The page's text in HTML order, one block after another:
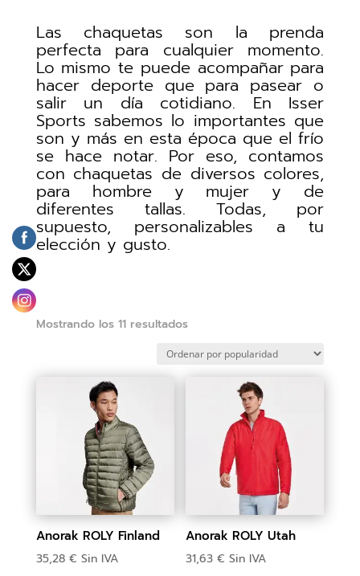
Las chaquetas son la prenda
perfecta para cualquier momento.
Lo mismo te puede acompañar para
hacer deporte que para pasear o
salir un día cotidiano. En Isser
Sports sabemos lo importantes que
son y más en esta época que el frío
se hace notar. Por eso, contamos
con chaquetas de diversos colores,
para hombre y mujer y de
diferentes tallas. Todas, por
supuesto, personalizables a tu
elección y gusto.
Mostrando los 11 resultadosOrdenado
popularidad
Anorak ROLY Finland
35,28 € Sin IVA
Anorak ROLY Utah
31,63€ Sin IVA